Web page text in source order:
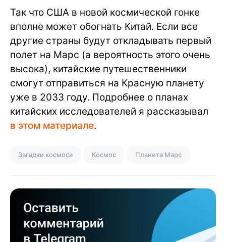
Так что США в новой космической гонке
вполне может обогнать Китай. Если все
другие страны будут откладывать первый
полет на Марс (а вероятность этого очень
высока), китайские путешественники
смогут отправиться на Красную планету
уже в 2033 году. Подробнее о планах
китайских исследователей я рассказывал
в этом материале.
Загадки космоса Космос Планета Марс